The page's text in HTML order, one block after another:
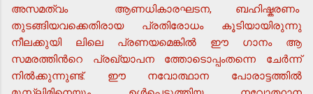
അസമത്വം ആണധികാരഘടന, ബഹിഷ്കരണം
തുടങ്ങിയവക്കെതിരായ പ്രതിരോധം കൂടിയായിരുന്നു
നീലക്കുയി ലിലെ പ്രണയമെങ്കില്‍ ഈ ഗാനം ആ
സമരത്തിന്‍റെ പ്രഖ്യാപന ത്തോടൊപ്പംതന്നെ ചേര്‍ന്ന്
നില്‍ക്കുന്നുണ്ട്. ഈ നവോത്ഥാന പോരാട്ടത്തില്‍